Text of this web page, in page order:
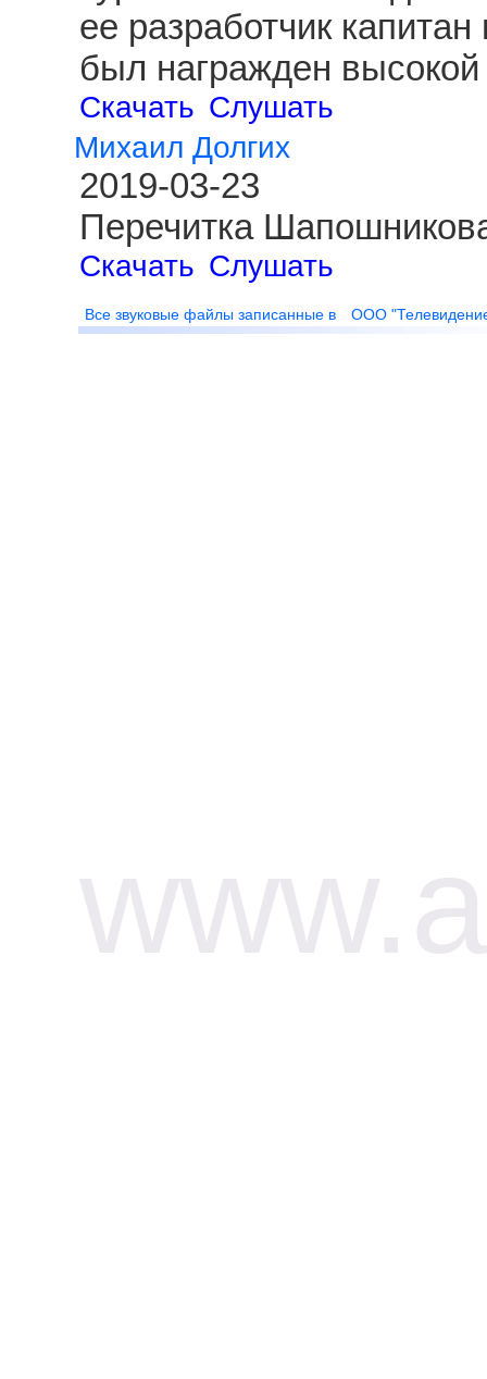
ее разработчик
был награжден
Скачать Слушать
Михаил Долгих
2019-03-23
Перечитка
Скачать Слушать
Все звуковые файлы записанные в ООО